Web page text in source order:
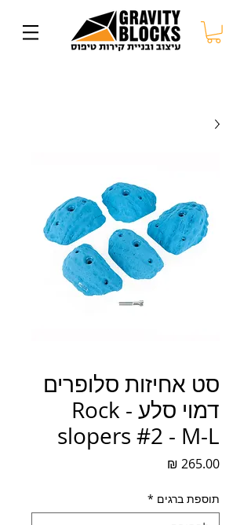
סט אחיזות סלופרים
דמוי סלע - Rock
slopers #2 - M-L
תוספת ברגים *